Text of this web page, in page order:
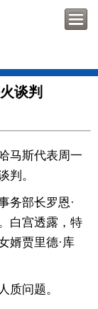
谈判
马斯代表周一
判。
部长罗恩·
白宫透露，特
婿贾里德·库
问题。